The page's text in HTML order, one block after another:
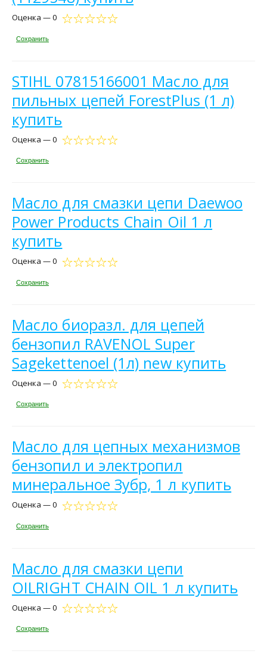
Оценка — 0
Сохранить
STIHL 07815166001 Масло для
пильных цепей ForestPlus (1 л)
купить
Оценка — 0
Сохранить
Масло для смазки цепи Daewoo
Power Products Сhain Oil 1 л
купить
Оценка — 0
Сохранить
Масло биоразл. для цепей
бензопил RAVENOL Super
Sagekettenoel (1л) new купить
Оценка — 0
Сохранить
Масло для цепных механизмов
бензопил и электропил
минеральное Зубр, 1 л купить
Оценка — 0
Сохранить
Масло для смазки цепи
OILRIGHT CHAIN OIL 1 л купить
Оценка — 0
Сохранить